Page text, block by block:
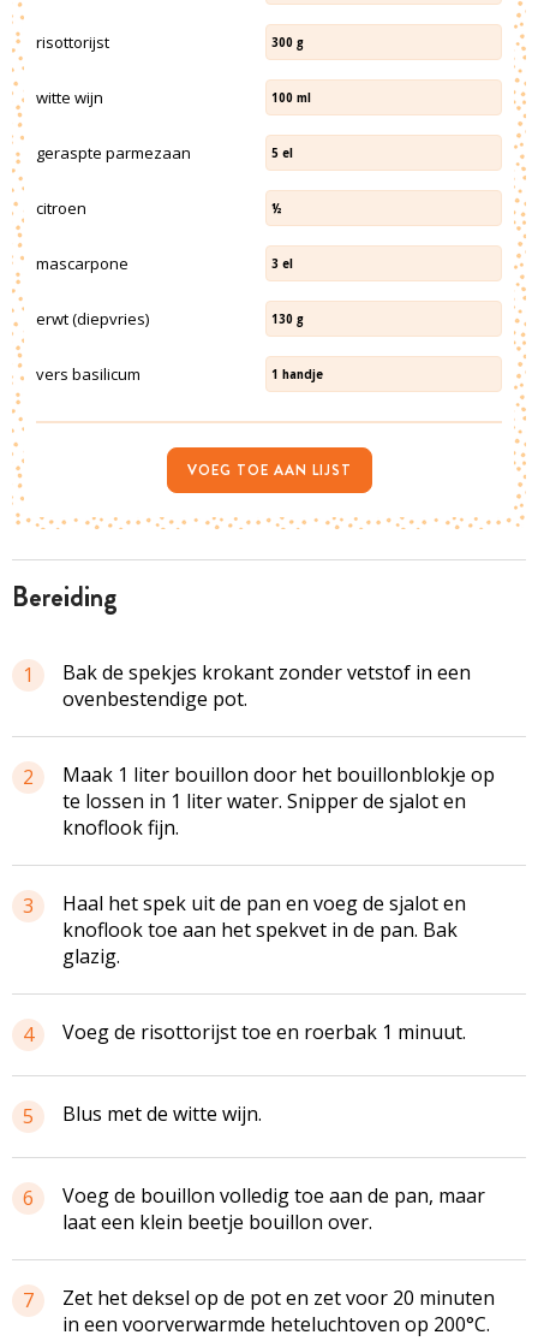
bereiding
1
Bak de spekjes krokant zonder vetstof in een
ovenbestendige pot.
2
Maak 1 liter bouillon door het bouillonblokje op
te lossen in 1 liter water. Snipper de sjalot en
knoflook fijn.
3
Haal het spek uit de pan en voeg de sjalot en
knoflook toe aan het spekvet in de pan. Bak
glazig.
4 Voeg de risottorijst toe en roerbak 1 minuut.
5 Blus met de witte wijn.
6
Voeg de bouillon volledig toe aan de pan, maar
laat een klein beetje bouillon over.
7
Zet het deksel op de pot en zet voor 20 minuten
in een voorverwarmde heteluchtoven op 200°C.
risottorijst 300 g
witte wijn 100 ml
geraspte parmezaan 5 el
citroen ½
mascarpone 3 el
erwt (diepvries) 130 g
vers basilicum 1 handje
VOEG TOE AAN LIJST